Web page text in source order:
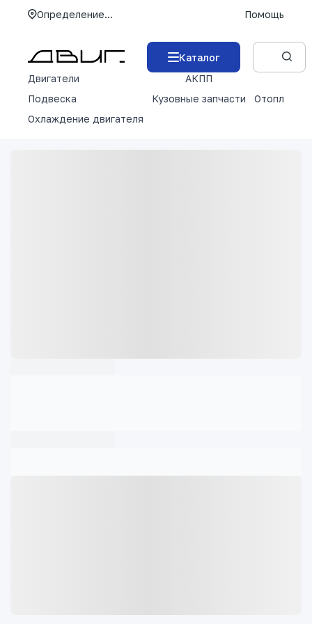
Определение... Помощь
Каталог
Двигатели
АКПП
Подвеска
Кузовные запчасти
Отопление
Охлаждение двигателя